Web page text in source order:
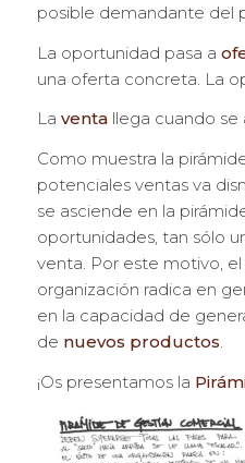
posible demandante del
La oportunidad pasa a
una oferta concreta. La
La ventallega cuando se
Como muestra la
potenciales ventas va
se asciende en la
oportunidades, tan sólo
venta. Por este motivo,
organización radica en
en la capacidad de
de nuevos productos.
¡Os presentamos la